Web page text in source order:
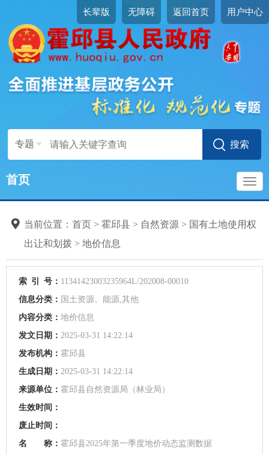
长辈版 无障碍 返回首页 用户中心
专题
首页
当前位置： 首页 > 霍邱县 > 自然资源 > 国有土地使用权
出让和划拨 > 地价信息
索 引 号： 11341423003235964L/202008-00010
信息分类： 国土资源、能源,其他
内容分类： 地价信息
发文日期： 2025-03-31 14:22:14
发布机构： 霍邱县
生成日期： 2025-03-31 14:22:14
来源单位： 霍邱县自然资源局（林业局）
生效时间：
废止时间：
名 称： 霍邱县2025年第一季度地价动态监测数据